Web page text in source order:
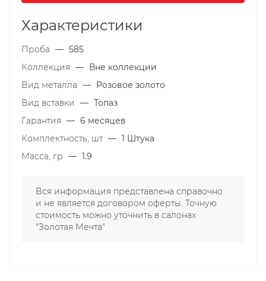
Характеристики
Проба — 585
Коллекция — Вне коллекции
Вид металла — Розовое золото
Вид вставки
— Топаз
Гарантия — 6 месяцев
Комплектность, шт — 1 Штука
Масса, гр — 1.9
Вся информация представлена справочно
и не является договором оферты. Точную
стоимость можно уточнить в салонах
"Золотая Мечта"